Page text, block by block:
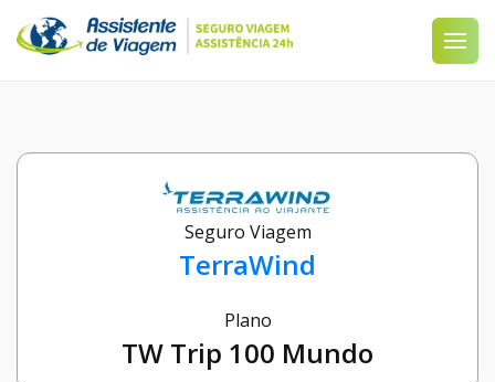
Seguro Viagem
TerraWind
Plano
TW Trip 100 Mundo